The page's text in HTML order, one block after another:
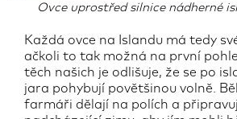
Ovce uprostřed silnice nádherné
Každá ovce na Islandu má tedy
ačkoli to tak možná na první
těch našich je odlišuje, že se po
jara pohybují povětšinou volně.
farmáři dělají na polích a